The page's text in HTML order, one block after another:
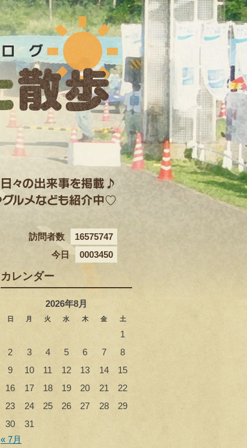
訪問者数
16575747
今日
0003450
カレンダー
2026年8月
日 月 火 水 木 金 土
1
2
3 4 5 6 7
8
9
10 11 12 13 14
15
16
17 18 19 20 21
22
23
24 25 26 27 28
29
30
31
« 7月